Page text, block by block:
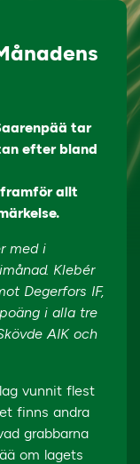
tar
efter bland
framför allt
med i
Klebér
Degerfors IF,
i alla tre
AIK och
vunnit flest
finns andra
grabbarna
om lagets